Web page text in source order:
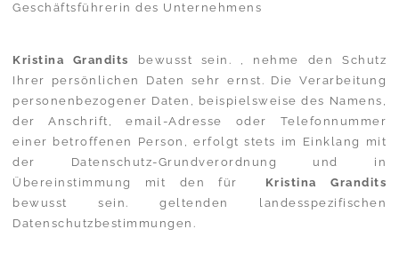
Geschäftsführerin des Unternehmens
Kristina Grandits
bewusst sein. , nehme den Schutz
Ihrer persönlichen Daten sehr ernst. Die Verarbeitung
personenbezogener Daten, beispielsweise des Namens,
der Anschrift, email-Adresse oder Telefonnummer
einer betroffenen Person, erfolgt stets im Einklang mit
der Datenschutz-Grundverordnung und in
Übereinstimmung mit den für Kristina Grandits
bewusst sein. geltenden landesspezifischen
Datenschutzbestimmungen.